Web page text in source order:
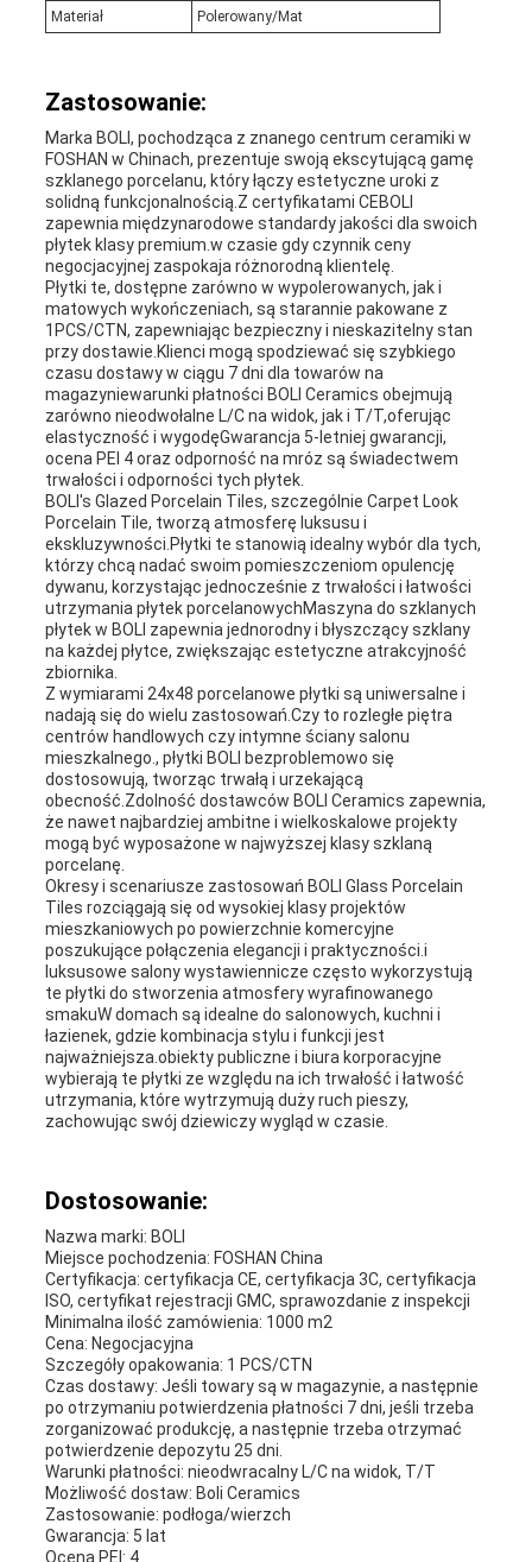
Materiał
Polerowany/Mat
Zastosowanie:
Marka BOLI, pochodząca z znanego centrum ceramiki w
FOSHAN w Chinach, prezentuje swoją ekscytującą gamę
szklanego porcelanu, który łączy estetyczne uroki z
solidną funkcjonalnością.Z certyfikatami CEBOLI
zapewnia międzynarodowe standardy jakości dla swoich
płytek klasy premium.w czasie gdy czynnik ceny
negocjacyjnej zaspokaja różnorodną klientelę.
Płytki te, dostępne zarówno w wypolerowanych, jak i
matowych wykończeniach, są starannie pakowane z
1PCS/CTN, zapewniając bezpieczny i nieskazitelny stan
przy dostawie.Klienci mogą spodziewać się szybkiego
czasu dostawy w ciągu 7 dni dla towarów na
magazyniewarunki płatności BOLI Ceramics obejmują
zarówno nieodwołalne L/C na widok, jak i T/T,oferując
elastyczność i wygodęGwarancja 5-letniej gwarancji,
ocena PEI 4 oraz odporność na mróz są świadectwem
trwałości i odporności tych płytek.
BOLI's Glazed Porcelain Tiles, szczególnie Carpet Look
Porcelain Tile, tworzą atmosferę luksusu i
ekskluzywności.Płytki te stanowią idealny wybór dla tych,
którzy chcą nadać swoim pomieszczeniom opulencję
dywanu, korzystając jednocześnie z trwałości i łatwości
utrzymania płytek porcelanowychMaszyna do szklanych
płytek w BOLI zapewnia jednorodny i błyszczący szklany
na każdej płytce, zwiększając estetyczne atrakcyjność
zbiornika.
Z wymiarami 24x48 porcelanowe płytki są uniwersalne i
nadają się do wielu zastosowań.Czy to rozległe piętra
centrów handlowych czy intymne ściany salonu
mieszkalnego., płytki BOLI bezproblemowo się
dostosowują, tworząc trwałą i urzekającą
obecność.Zdolność dostawców BOLI Ceramics zapewnia,
że nawet najbardziej ambitne i wielkoskalowe projekty
mogą być wyposażone w najwyższej klasy szklaną
porcelanę.
Okresy i scenariusze zastosowań BOLI Glass Porcelain
Tiles rozciągają się od wysokiej klasy projektów
mieszkaniowych po powierzchnie komercyjne
poszukujące połączenia elegancji i praktyczności.i
luksusowe salony wystawiennicze często wykorzystują
te płytki do stworzenia atmosfery wyrafinowanego
smakuW domach są idealne do salonowych, kuchni i
łazienek, gdzie kombinacja stylu i funkcji jest
najważniejsza.obiekty publiczne i biura korporacyjne
wybierają te płytki ze względu na ich trwałość i łatwość
utrzymania, które wytrzymują duży ruch pieszy,
zachowując swój dziewiczy wygląd w czasie.
Dostosowanie:
Nazwa marki: BOLI
Miejsce pochodzenia: FOSHAN China
Certyfikacja: certyfikacja CE, certyfikacja 3C, certyfikacja
ISO, certyfikat rejestracji GMC, sprawozdanie z inspekcji
Minimalna ilość zamówienia: 1000 m2
Cena: Negocjacyjna
Szczegóły opakowania: 1 PCS/CTN
Czas dostawy: Jeśli towary są w magazynie, a następnie
po otrzymaniu potwierdzenia płatności 7 dni, jeśli trzeba
zorganizować produkcję, a następnie trzeba otrzymać
potwierdzenie depozytu 25 dni.
Warunki płatności: nieodwracalny L/C na widok, T/T
Możliwość dostaw: Boli Ceramics
Zastosowanie: podłoga/wierzch
Gwarancja: 5 lat
Ocena PEI: 4